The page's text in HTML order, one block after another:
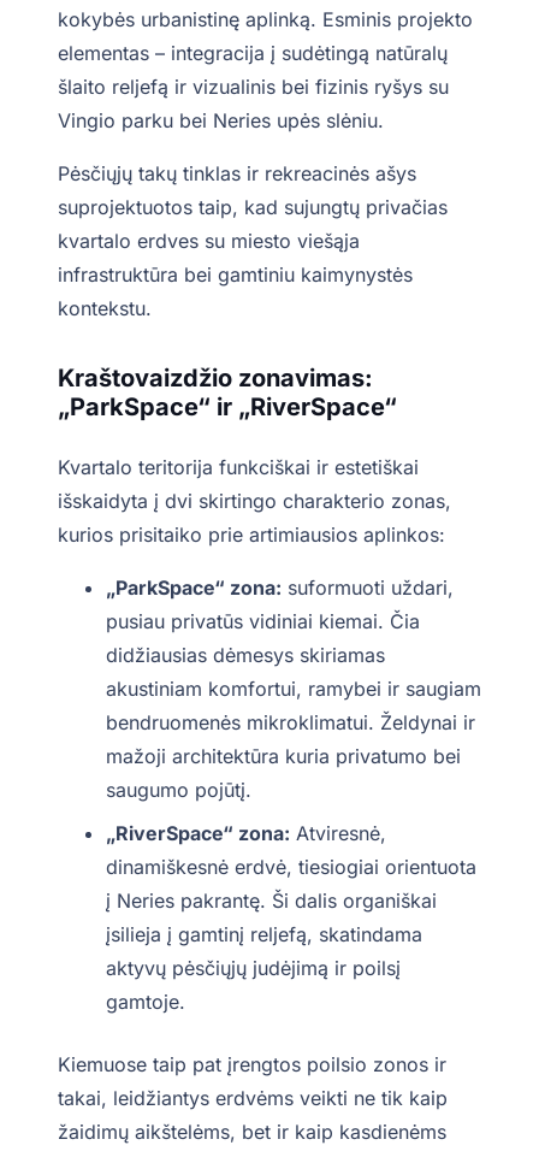
kokybės urbanistinę aplinką. Esminis projekto
elementas – integracija į sudėtingą natūralų
šlaito reljefą ir vizualinis bei fizinis ryšys su
Vingio parku bei Neries upės slėniu.
Pėsčiųjų takų tinklas ir rekreacinės ašys
suprojektuotos taip, kad sujungtų privačias
kvartalo erdves su miesto viešąja
infrastruktūra bei gamtiniu kaimynystės
kontekstu.
Kraštovaizdžio zonavimas:
„ParkSpace“ ir „RiverSpace“
Kvartalo teritorija funkciškai ir estetiškai
išskaidyta į dvi skirtingo charakterio zonas,
kurios prisitaiko prie artimiausios aplinkos:
„ParkSpace“ zona: suformuoti uždari,
pusiau privatūs vidiniai kiemai. Čia
didžiausias dėmesys skiriamas
akustiniam komfortui, ramybei ir saugiam
bendruomenės mikroklimatui. Želdynai ir
mažoji architektūra kuria privatumo bei
saugumo pojūtį.
„RiverSpace“ zona: Atviresnė,
dinamiškesnė erdvė, tiesiogiai orientuota
į Neries pakrantę. Ši dalis organiškai
įsilieja į gamtinį reljefą, skatindama
aktyvų pėsčiųjų judėjimą ir poilsį
gamtoje.
Kiemuose taip pat įrengtos poilsio zonos ir
takai, leidžiantys erdvėms veikti ne tik kaip
žaidimų aikštelėms, bet ir kaip kasdienėms